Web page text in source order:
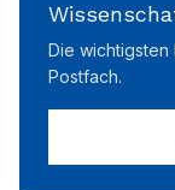
Die
Postfach.